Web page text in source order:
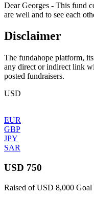
Dear Georges - This fund
are well and to see each
Disclaimer
The fundahope platform,
any direct or indirect link
posted fundraisers.
USD
EUR
GBP
JPY
SAR
USD 750
Raised of USD 8,000 Goal